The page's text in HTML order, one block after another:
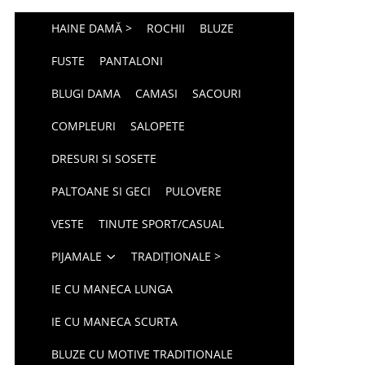
HAINE DAMĂ > ROCHII BLUZE
FUSTE PANTALONI
BLUGI DAMA CAMASI SACOURI
COMPLEURI SALOPETE
DRESURI SI SOSETE
PALTOANE SI GECI PULOVERE
VESTE TINUTE SPORT/CASUAL
PIJAMALE TRADIȚIONALE >
IE CU MANECA LUNGA
IE CU MANECA SCURTA
BLUZE CU MOTIVE TRADITIONALE